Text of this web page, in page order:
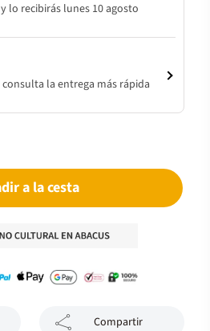
lo recibirás lunes 10 agosto
la entrega más rápida
a la cesta
Compartir